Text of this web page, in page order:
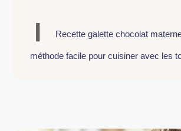
Recette galette chocolat
méthode facile pour cuisiner avec les